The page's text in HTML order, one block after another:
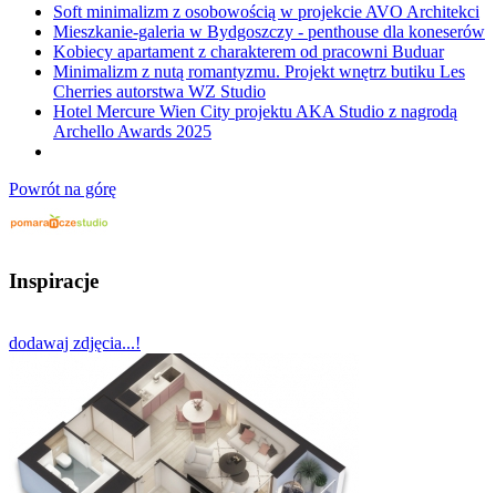
Soft minimalizm z osobowością w projekcie AVO Architekci
Mieszkanie-galeria w Bydgoszczy - penthouse dla koneserów
Kobiecy apartament z charakterem od pracowni Buduar
Minimalizm z nutą romantyzmu. Projekt wnętrz butiku Les
Cherries autorstwa WZ Studio
Hotel Mercure Wien City projektu AKA Studio z nagrodą
Archello Awards 2025
Powrót na górę
Inspiracje
dodawaj zdjęcia...!